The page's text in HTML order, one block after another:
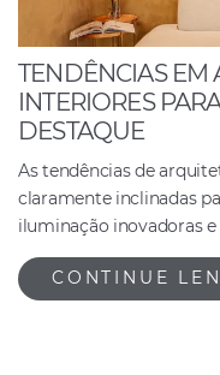
TENDÊNCIAS EM
INTERIORES
DESTAQUE
As tendências de
claramente inclinadas
iluminação inovadoras e
CONTINUE